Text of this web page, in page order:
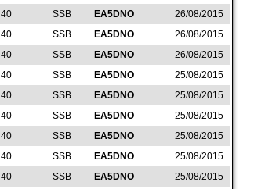
40 SSB EA5DNO
26/08/2015
40 SSB EA5DNO
26/08/2015
40 SSB EA5DNO
26/08/2015
40 SSB EA5DNO
25/08/2015
40 SSB EA5DNO
25/08/2015
40 SSB EA5DNO
25/08/2015
40 SSB EA5DNO
25/08/2015
40 SSB EA5DNO
25/08/2015
40 SSB EA5DNO
25/08/2015